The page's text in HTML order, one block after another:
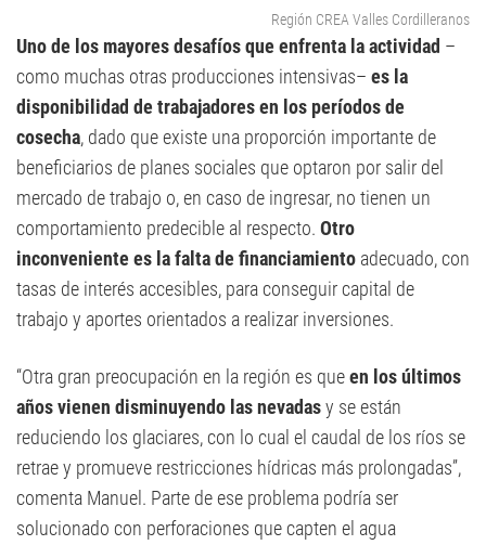
Región CREA Valles Cordilleranos
Uno de los mayores desafíos que enfrenta la actividad –
como muchas otras producciones intensivas– es la
disponibilidad de trabajadores en los períodos de
cosecha, dado que existe una proporción importante de
beneficiarios de planes sociales que optaron por salir del
mercado de trabajo o, en caso de ingresar, no tienen un
comportamiento predecible al respecto. Otro
inconveniente es la falta de financiamiento adecuado, con
tasas de interés accesibles, para conseguir capital de
trabajo y aportes orientados a realizar inversiones.
“Otra gran preocupación en la región es queen los últimos
años vienen disminuyendo las nevadasy se están
reduciendo los glaciares, con lo cual el caudal de los ríos se
retrae y promueve restricciones hídricas más prolongadas”,
comenta Manuel. Parte de ese problema podría ser
solucionado con perforaciones que capten el agua